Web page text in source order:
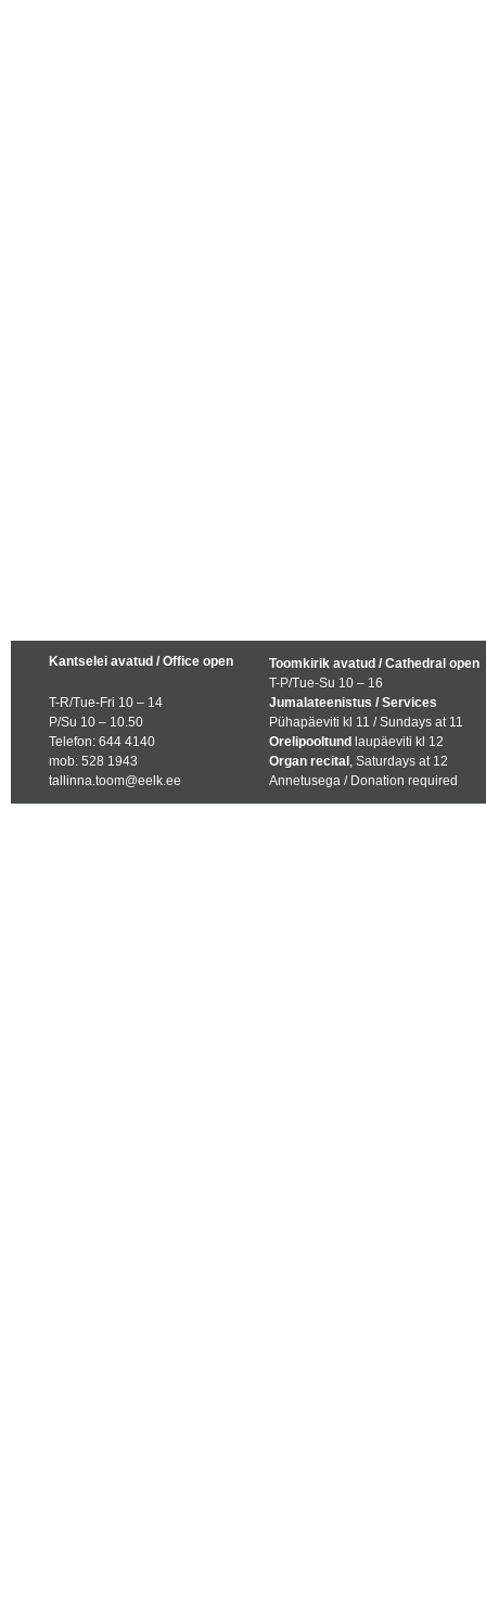
Kantselei avatud / Office open
T-R/Tue-Fri 10 – 14
P/Su 10 – 10.50
Telefon: 644 4140
mob: 528 1943
tallinna.toom@eelk.ee
Toomkirik avatud / Cathedral open
T-P/Tue-Su 10 – 16
Jumalateenistus / Services
Pühapäeviti kl 11 / Sundays at 11
Orelipooltund laupäeviti kl 12
Organ recital , Saturdays at 12
Annetusega / Donation required